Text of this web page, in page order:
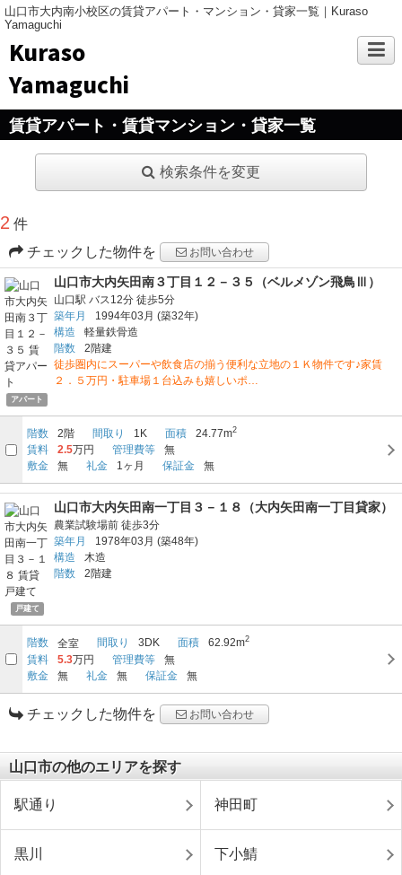
山口市大内南小校区の賃貸アパート・マンション・貸家一覧｜Kuraso
Yamaguchi
Kuraso
Yamaguchi
賃貸アパート・賃貸マンション・貸家一覧
検索条件を変更
2 件
チェックした物件を
お問い合わせ
アパート
山口市大内矢田南３丁目１２－３５（ベルメゾン飛鳥Ⅲ）
山口駅 バス12分 徒歩5分
築年月
1994年03月 (築32年)
構造
軽量鉄骨造
階数
2階建
徒歩圏内にスーパーや飲食店の揃う便利な立地の１Ｋ物件です♪家賃
２．５万円・駐車場１台込みも嬉しいポ…
階数 2階 間取り 1K 面積 24.77m2
賃料 2.5万円 管理費等
無
敷金
無 礼金 1ヶ月 保証金 無
戸建て
山口市大内矢田南一丁目３－１８（大内矢田南一丁目貸家）
農業試験場前 徒歩3分
築年月
1978年03月 (築48年)
構造
木造
階数
2階建
階数 全室 間取り 3DK 面積 62.92m2
賃料 5.3万円 管理費等
無
敷金
無 礼金 無 保証金 無
チェックした物件を お問い合わせ
山口市の他のエリアを探す
駅通り 神田町
黒川 下小鯖